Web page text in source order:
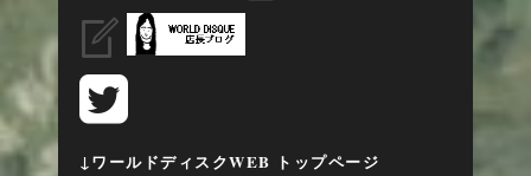
↓ワールドディスクWEB トップページ